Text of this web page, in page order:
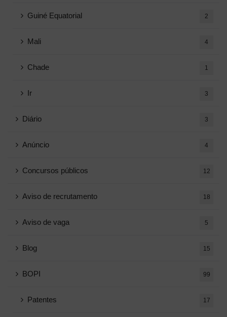
Guiné Equatorial 2
Mali 4
Chade 1
Ir 3
Diário 3
Anúncio 4
Concursos públicos 12
Aviso de recrutamento 18
Aviso de vaga 5
Blog 15
BOPI 99
Patentes 17